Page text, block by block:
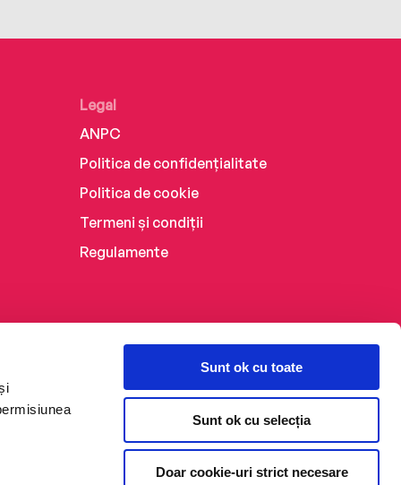
Sunt ok cu toate
Sunt ok cu selecția
Doar cookie-uri strict necesare
Legal
ANPC
Politica de confidențialitate
Politica de cookie
Termeni și condiții
Regulamente